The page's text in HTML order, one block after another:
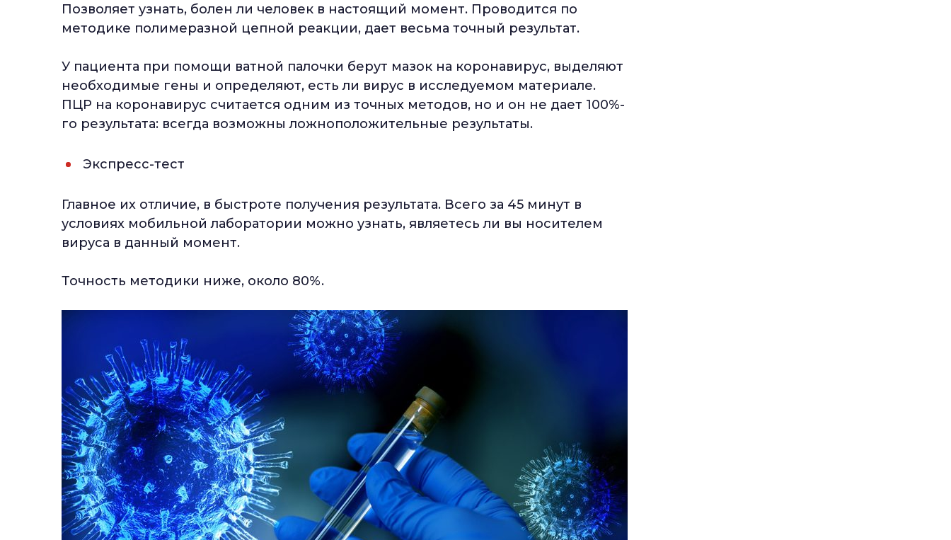
Позволяет узнать, болен ли человек в настоящий момент. Проводится по
методике полимеразной цепной реакции, дает весьма точный результат.
У пациента при помощи ватной палочки берут мазок на коронавирус, выделяют
необходимые гены и определяют, есть ли вирус в исследуемом материале.
ПЦР на коронавирус считается одним из точных методов, но и он не дает 100%-
го результата: всегда возможны ложноположительные результаты.
Экспресс-тест
Главное их отличие, в быстроте получения результата. Всего за 45 минут в
условиях мобильной лаборатории можно узнать, являетесь ли вы носителем
вируса в данный момент.
Точность методики ниже, около 80%.